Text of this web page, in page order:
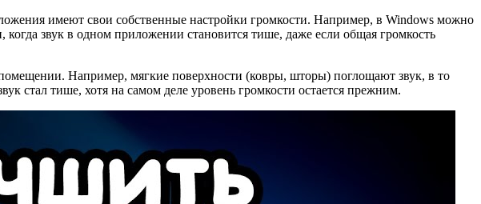
имеют свои собственные настройки громкости. Например, в Windows можно
звук в одном приложении становится тише, даже если общая громкость
помещении. Например, мягкие поверхности (ковры, шторы) поглощают звук, в то
стал тише, хотя на самом деле уровень громкости остается прежним.